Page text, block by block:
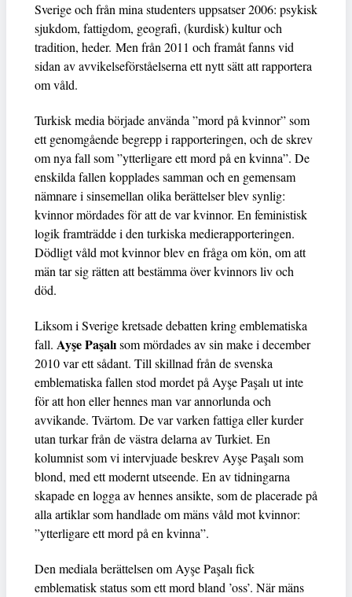
Sverige och från mina studenters uppsatser 2006: psykisk
sjukdom, fattigdom, geografi, (kurdisk) kultur och
tradition, heder. Men från 2011 och framåt fanns vid
sidan av avvikelseförståelserna ett nytt sätt att rapportera
om våld.
Turkisk media började använda ”mord på kvinnor” som
ett genomgående begrepp i rapporteringen, och de skrev
om nya fall som ”ytterligare ett mord på en kvinna”. De
enskilda fallen kopplades samman och en gemensam
nämnare i sinsemellan olika berättelser blev synlig:
kvinnor mördades för att de var kvinnor. En feministisk
logik framträdde i den turkiska medierapporteringen.
Dödligt våld mot kvinnor blev en fråga om kön, om att
män tar sig rätten att bestämma över kvinnors liv och
död.
Liksom i Sverige kretsade debatten kring emblematiska
fall. Ayşe Paşalısom mördades av sin make i december
2010 var ett sådant. Till skillnad från de svenska
emblematiska fallen stod mordet på Ayşe Paşalı ut inte
för att hon eller hennes man var annorlunda och
avvikande. Tvärtom. De var varken fattiga eller kurder
utan turkar från de västra delarna av Turkiet. En
kolumnist som vi intervjuade beskrev Ayşe Paşalı som
blond, med ett modernt utseende. En av tidningarna
skapade en logga av hennes ansikte, som de placerade på
alla artiklar som handlade om mäns våld mot kvinnor:
”ytterligare ett mord på en kvinna”.
Den mediala berättelsen om Ayşe Paşalı fick
emblematisk status som ett mord bland ’oss’. När mäns